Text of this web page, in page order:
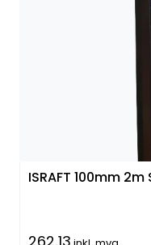
ISRAFT 100mm 2m